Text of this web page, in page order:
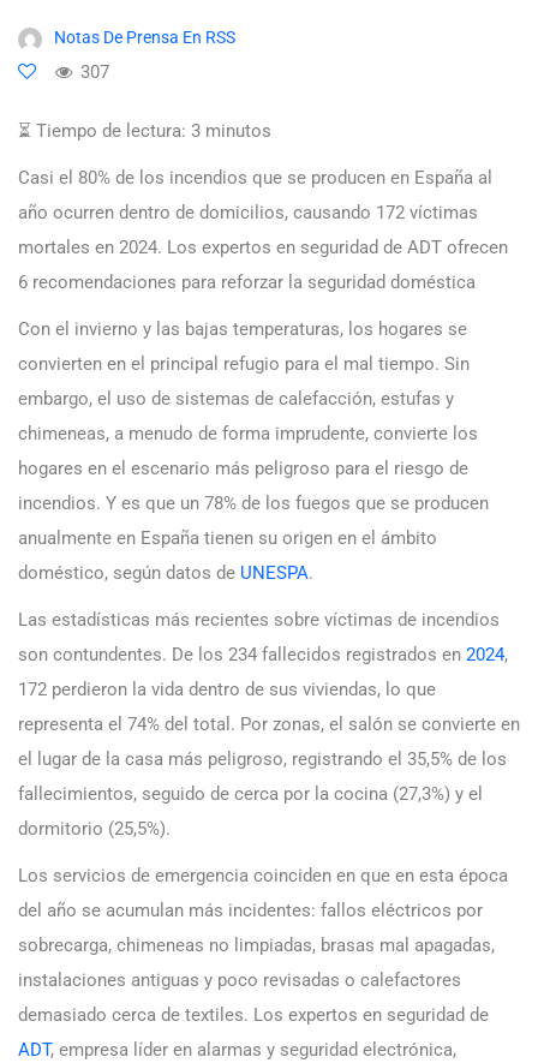
Notas De Prensa En RSS
307
⏳ Tiempo de lectura: 3 minutos
Casi el 80% de los incendios que se producen en España al
año ocurren dentro de domicilios, causando 172 víctimas
mortales en 2024. Los expertos en seguridad de ADT ofrecen
6 recomendaciones para reforzar la seguridad doméstica
Con el invierno y las bajas temperaturas, los hogares se
convierten en el principal refugio para el mal tiempo. Sin
embargo, el uso de sistemas de calefacción, estufas y
chimeneas, a menudo de forma imprudente, convierte los
hogares en el escenario más peligroso para el riesgo de
incendios. Y es que un 78% de los fuegos que se producen
anualmente en España tienen su origen en el ámbito
doméstico, según datos de UNESPA.
Las estadísticas más recientes sobre víctimas de incendios
son contundentes. De los 234 fallecidos registrados en 2024,
172 perdieron la vida dentro de sus viviendas, lo que
representa el 74% del total. Por zonas, el salón se convierte en
el lugar de la casa más peligroso, registrando el 35,5% de los
fallecimientos, seguido de cerca por la cocina (27,3%) y el
dormitorio (25,5%).
Los servicios de emergencia coinciden en que en esta época
del año se acumulan más incidentes: fallos eléctricos por
sobrecarga, chimeneas no limpiadas, brasas mal apagadas,
instalaciones antiguas y poco revisadas o calefactores
demasiado cerca de textiles. Los expertos en seguridad de
ADT, empresa líder en alarmas y seguridad electrónica,